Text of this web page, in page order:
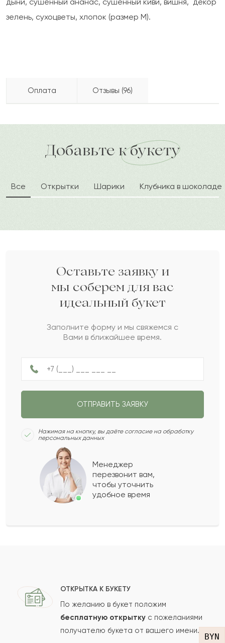
BYN
зелень, сухоцветы, хлопок (размер M).
Оплата Отзывы (96)
доставка по городу в течение часа
А 2022-10-06
Айжан
2022-09-08
Ж 2022-08-15
Жулдыз
Е 2022-07-24
Елнар
2022-07-19
Аза
2022-07-04
Ирма
Стелла
А Ашимхан
Аделя
Показать еще
Ваш e-mail
Добавьте к букету
Все Открытки Шарики Клубника в шоколаде
Оставьте заявку и
мы соберем для вас
идеальный букет
Заполните форму и мы свяжемся с
Вами в ближайшее время.
ОТПРАВИТЬ ЗАЯВКУ
Нажимая на кнопку, вы даёте согласие на обработку
персональных данных
Менеджер
перезвонит вам,
чтобы уточнить
удобное время
ОТКРЫТКА К БУКЕТУ
По желанию в букет положим
бесплатную открытку с пожеланиями
получателю букета от вашего имени.